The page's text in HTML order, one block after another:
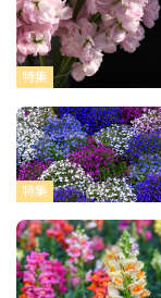
特集
特集